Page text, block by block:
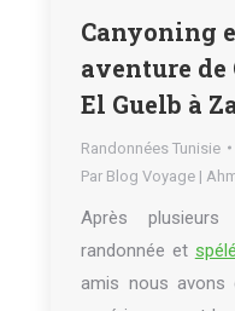
Canyoning
aventure de
El Guelb à
Randonnées Tunisie
Par Blog Voyage |
Après plusieurs
randonnée et
amis nous avons